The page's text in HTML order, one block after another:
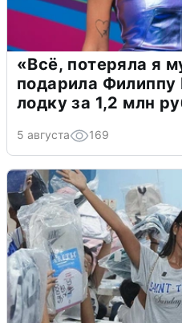
«Всё, потеряла я
подарила
лодку за 1,2 млн
5 августа 169